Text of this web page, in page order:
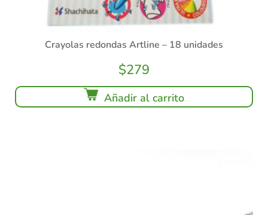
Crayolas redondas Artline – 18 unidades
$279
Añadir al carrito